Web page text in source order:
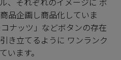
品企画し商品化していま
ナッツ」などボタンの存在
き立てるように ワンランク
います。